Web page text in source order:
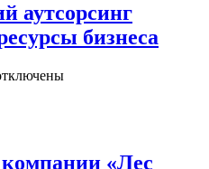
аутсорсинг
бизнеса
«Лес